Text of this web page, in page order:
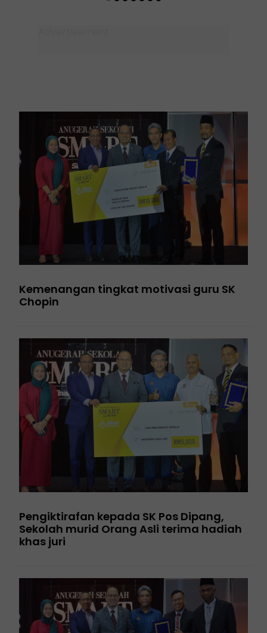
Kemenangan tingkat motivasi guru SK
Chopin
Pengiktirafan kepada SK Pos Dipang,
Sekolah murid Orang Asli terima hadiah
khas juri